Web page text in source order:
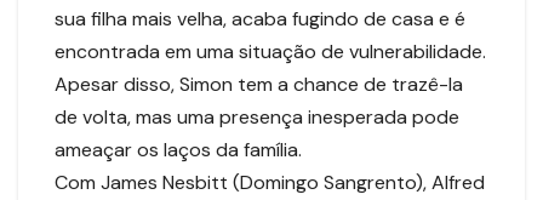
sua filha mais velha, acaba fugindo de casa e é
encontrada em uma situação de vulnerabilidade.
Apesar disso, Simon tem a chance de trazê-la
de volta, mas uma presença inesperada pode
ameaçar os laços da família.
Com James Nesbitt (Domingo Sangrento), Alfred